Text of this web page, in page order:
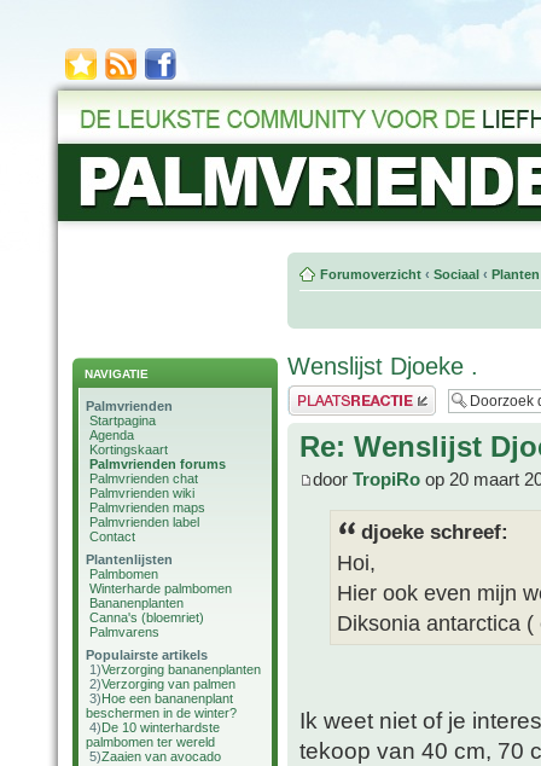
NAVIGATIE
Palmvrienden
Startpagina
Agenda
Kortingskaart
Palmvrienden forums
Palmvrienden chat
Palmvrienden wiki
Palmvrienden maps
Palmvrienden label
Contact
Plantenlijsten
Palmbomen
Winterharde palmbomen
Bananenplanten
Canna's (bloemriet)
Palmvarens
Populairste artikels
1)Verzorging bananenplanten
2)Verzorging van palmen
3)Hoe een bananenplant
beschermen in de winter?
4)De 10 winterhardste
palmbomen ter wereld
5)Zaaien van avocado
Forumoverzicht ‹ Sociaal ‹
Wenslijst Djoeke .
Plaats een reactie
Re: Wenslijst
door TropiRo op 20 maart
djoeke schreef:
Hoi,
Hier ook even mijn
Diksonia antarctica
Ik weet niet of je
tekoop van 40 cm, 70